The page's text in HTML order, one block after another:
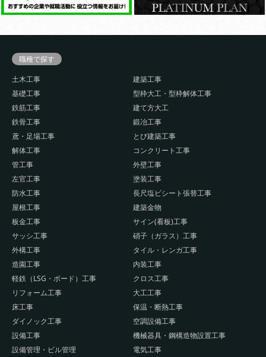
職種で探す
土木工事
建築工事
基礎工事
型枠大工・型枠解体工事
鉄筋工事
建て方大工
鉄骨工事
鍛冶工事
鳶・足場工事
とび建築工事
解体工事
コンクリート工事
管工事
外壁工事
左官工事
塗装工事
防水工事
長尺塩ビシート張替工事
屋根工事
建築金物
板金工事
サイン(看板)工事
サッシ工事
硝子（ガラス）工事
外構工事
タイル・レンガ工事
造園工事
内装工事
軽鉄（LSG・ボード）工事
クロス工事
リフォーム工事
大工工事
床工事
保温・断熱工事
ダイノック工事
空調設備工事
設備工事
機械器具・鋼構造物設置工事
設備管理・ビル管理
電気工事